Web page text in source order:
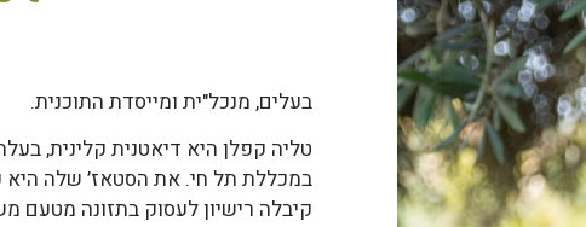
בעלים, מנכל"ית ומייסדת התוכנית.
במכללת תל חי. את הסטאז’ שלה היא
קיבלה רישיון לעסוק בתזונה מטעם